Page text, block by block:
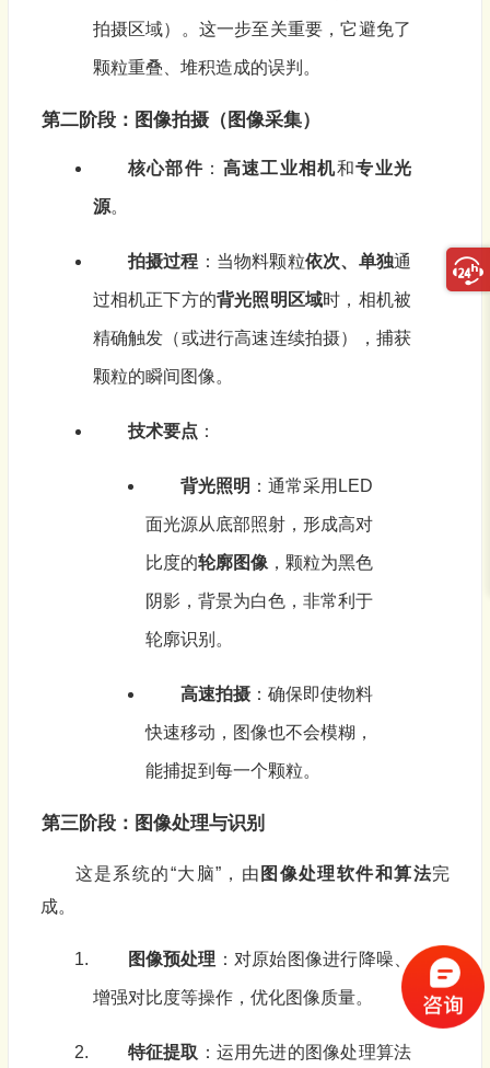
拍摄区域）。这一步至关重要，它避免了
颗粒重叠、堆积造成的误判。
第二阶段：图像拍摄（图像采集）
核心部件 ： 高速工业相机和专业光
源。
拍摄过程 ：当物料颗粒依次、单独通
过相机正下方的背光照明区域时，相机被
精确触发（或进行高速连续拍摄），捕获
颗粒的瞬间图像。
技术要点 ：
背光照明 ：通常采用LED
面光源从底部照射，形成高对
比度的轮廓图像 ，颗粒为黑色
阴影，背景为白色，非常利于
轮廓识别。
高速拍摄：确保即使物料
快速移动，图像也不会模糊，
能捕捉到每一个颗粒。
第三阶段：图像处理与识别
这是系统的“大脑”，由 图像处理软件和算法完
成。
图像预处理 ：对原始图像进行降噪、
增强对比度等操作，优化图像质量。
特征提取 ：运用先进的图像处理算法